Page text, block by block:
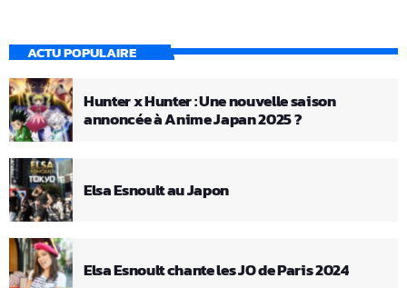
ACTU POPULAIRE
Hunter x Hunter : Une nouvelle saison
annoncée à Anime Japan 2025 ?
Elsa Esnoult au Japon
Elsa Esnoult chante les JO de Paris 2024